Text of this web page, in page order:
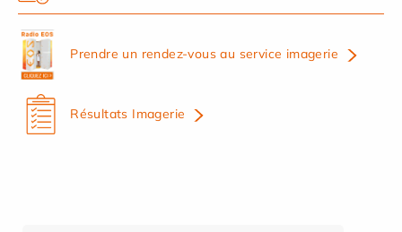
Prendre un rendez-vous au service imagerie
Résultats Imagerie